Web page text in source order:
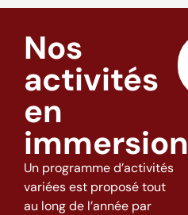
Nos
activités
en
immersion
Un programme d’activités
variées est proposé tout
au long de l’année par